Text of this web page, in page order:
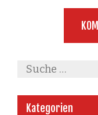
Kategorien